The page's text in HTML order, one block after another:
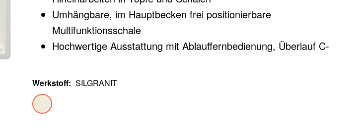
Umhängbare, im Hauptbecken frei positionierbare
Multifunktionsschale
Hochwertige Ausstattung mit Ablauffernbedienung, Überlauf C-
pflegeleicht
Werkstoff: SILGRANIT